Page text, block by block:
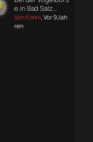
e in Bad Salz…
Von Konni, Vor 9 Jah
ren